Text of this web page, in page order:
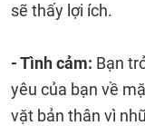
sẽ thấy lợi ích.
- Tình cảm: Bạn
yêu của bạn về
vặt bản thân vì